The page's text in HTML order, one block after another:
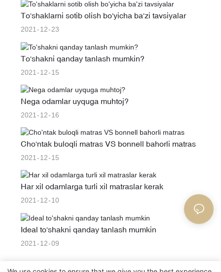
To'shaklarni sotib olish bo'yicha ba'zi tavsiyalar
2021 12 23
To'shakni qanday tanlash mumkin?
2021 12 15
Nega odamlar uyquga muhtoj?
2021 12 16
Cho'ntak buloqli matras VS bonnell bahorli matras
2021 12 15
Har xil odamlarga turli xil matraslar kerak
2021 12 10
Ideal to'shakni qanday tanlash mumkin
2021 12 09